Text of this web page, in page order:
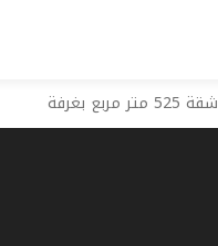
شقة 525 متر مربع بغرفة